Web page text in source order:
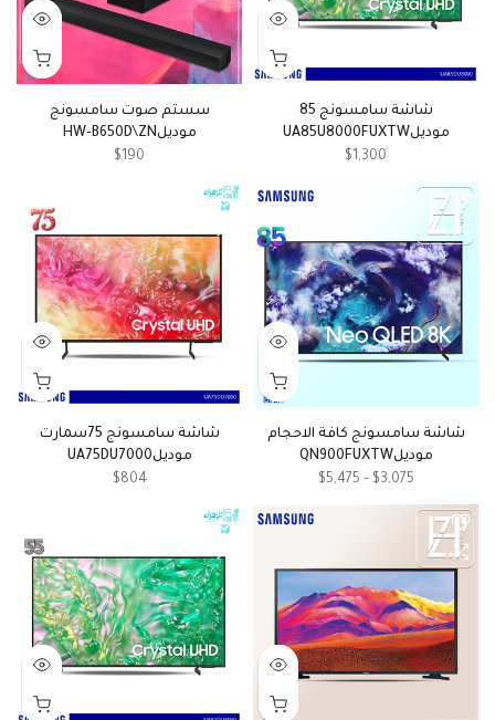
شاشة سامسونج 85
موديلUA85U8000FUXTW
$1,300
سستم صوت سامسونج
موديلHW-B650D\ZN
$190
شاشة سامسونج كافة الاحجام
موديلQN900FUXTW
$3,075 – $5,475
شاشة سامسونج 75سمارت
موديلUA75DU7000
$804